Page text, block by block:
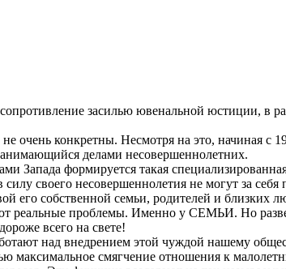
засилью ювенальной юстиции, в
очень конкретны. Несмотря на это, начиная с
делами несовершеннолетних.
Запада формируется такая
своего несовершеннолетия не могут за себя
его собственной семьи, родителей и близких
проблемы. Именно у СЕМЬИ. Но разве
всего на свете!
над внедрением этой чуждой нашему
смягчение отношения к